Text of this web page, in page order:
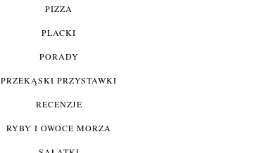
PIZZA
PLACKI
PORADY
PRZEKĄSKI PRZYSTAWKI
RECENZJE
RYBY I OWOCE MORZA